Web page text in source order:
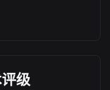
级